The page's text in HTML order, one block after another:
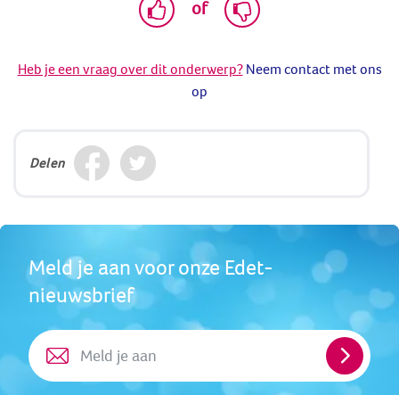
of
Heb je een vraag over dit onderwerp?Neem contact met ons
op
Delen
Meld je aan voor onze Edet-
nieuwsbrief
Meld
je